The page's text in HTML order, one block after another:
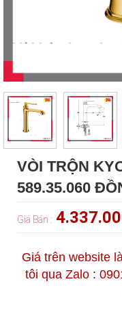
VÒI TRỘN
589.35.060
Giá Bán :
Giá trên website
tôi qua Zalo :